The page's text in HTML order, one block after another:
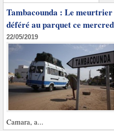
Tambacounda : Le
déféré au parquet ce
22/05/2019
Camara, a...